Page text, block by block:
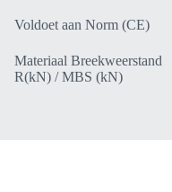
Voldoet aan Norm (CE)
Materiaal Breekweerstand
R(kN) / MBS (kN)